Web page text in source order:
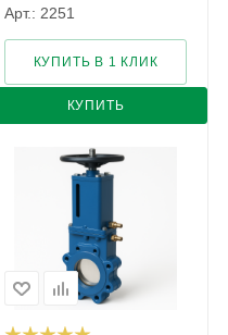
Арт.: 2251
КУПИТЬ
КУПИТЬ В 1 КЛИК